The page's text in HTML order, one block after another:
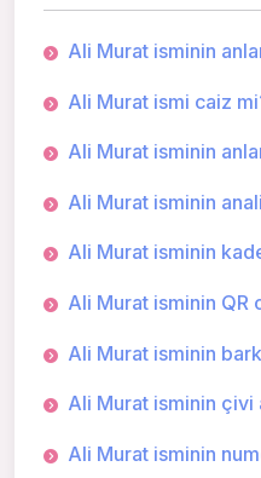
Ali Murat isminin
Ali Murat ismi caiz
Ali Murat isminin
Ali Murat isminin
Ali Murat isminin
Ali Murat isminin QR
Ali Murat isminin
Ali Murat isminin çivi
Ali Murat isminin